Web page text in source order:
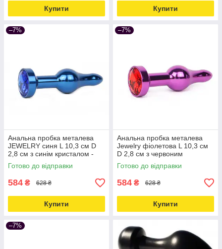
Купити Купити
–7%
Анальна пробка металева
JEWELRY синя L 10,3 см D
2,8 см з синім кристалом -
online multimarket Love&Life -
online-multimarket-
Готово до відправки
584 ₴ 628 ₴
Купити
–7%
Анальна пробка металева
Jewelry фіолетова L 10,3 см
D 2,8 см з червоним
кристалом - online
multimarket Love&Life
Готово до відправки
584 ₴ 628 ₴
Купити
–7%